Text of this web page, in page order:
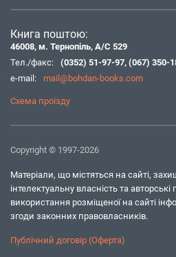
Книга поштою:
46008, м. Тернопіль, А/С 529
Тел./факс:
(0352) 51-97-97, (067) 350-
e-mail:
mail@bohdan-books.com
Схема проїзду
Copyright © 1997-2026
Матеріали, що містяться на сайті,
інтелектуальну власність та
використання розміщеної на сайті
згоди законних правовласників.
Публічний договір (Оферта)